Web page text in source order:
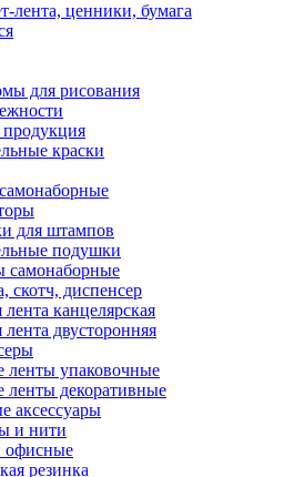
лента, ценники, бумага
для рисования
краски
для штампов
подушки
скотч, диспенсер
канцелярская
двусторонняя
ленты упаковочные
ленты декоративные
аксессуары
и нити
офисные
резинка